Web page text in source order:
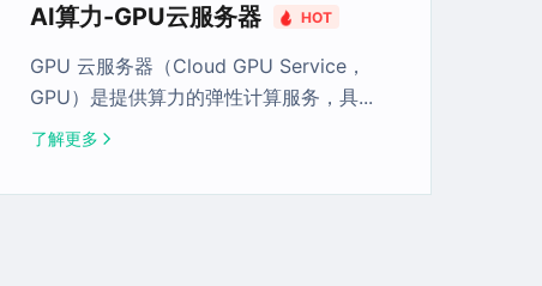
AI算力-GPU云服务器 HOT
GPU 云服务器（Cloud GPU Service，
GPU）是提供算力的弹性计算服务，具...
了解更多